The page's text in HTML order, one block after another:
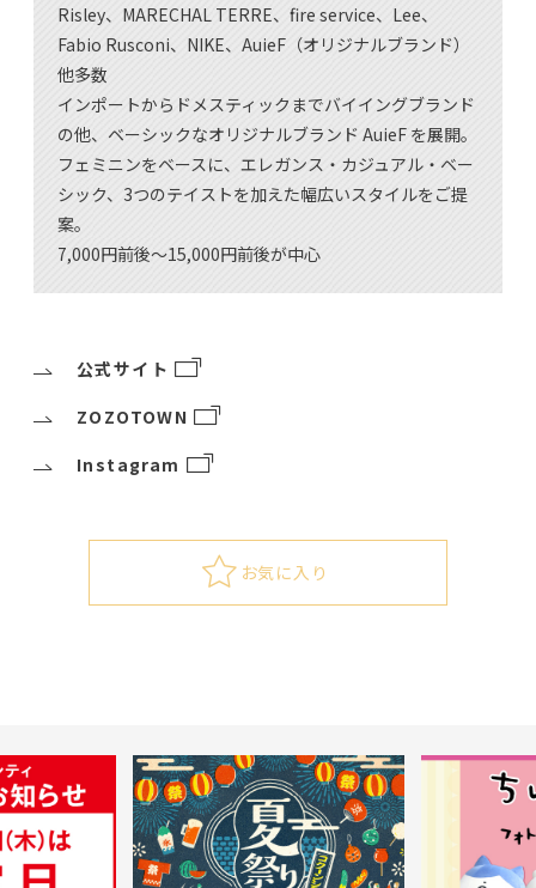
Risley、MARECHAL TERRE、fire service、Lee、
Fabio Rusconi、NIKE、AuieF（オリジナルブランド）
他多数
インポートからドメスティックまでバイイングブランド
の他、ベーシックなオリジナルブランド AuieF を展開。
フェミニンをベースに、エレガンス・カジュアル・ベー
シック、3つのテイストを加えた幅広いスタイルをご提
案。
7,000円前後～15,000円前後が中心
公式サイト
ZOZOTOWN
Instagram
お気に入り